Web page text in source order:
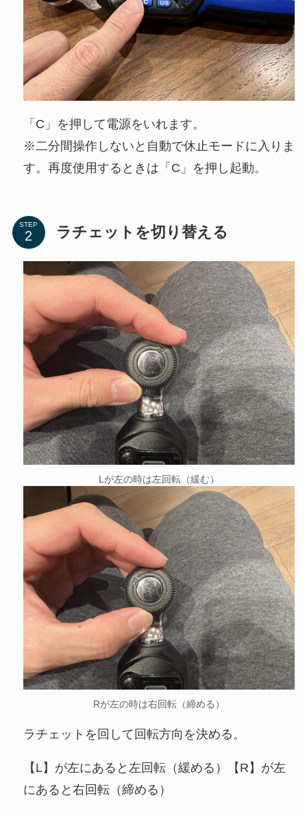
「C」を押して電源をいれます。
※二分間操作しないと自動で休止モードに入りま
す。再度使用するときは「C」を押し起動。
STEP ラチェットを切り替える
Lが左の時は左回転（緩む）
Rが左の時は右回転（締める）
ラチェットを回して回転方向を決める。
【L】が左にあると左回転（緩める）【R】が左
にあると右回転（締める）